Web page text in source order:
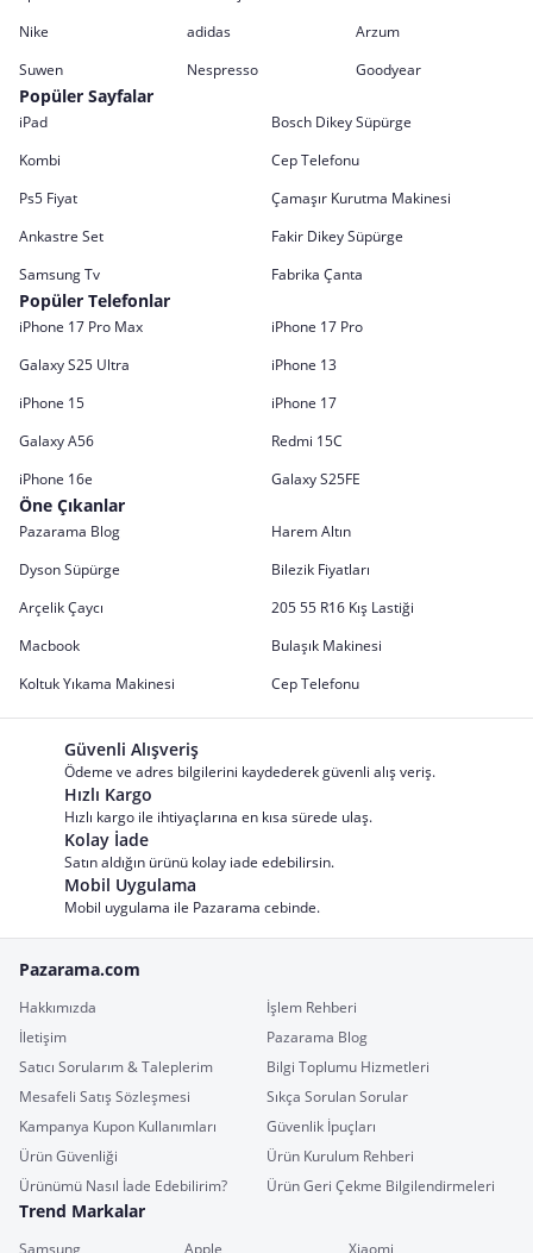
Nike
adidas
Arzum
Suwen
Nespresso Goodyear
Popüler Sayfalar
iPad
Bosch Dikey Süpürge
Kombi
Cep Telefonu
Ps5 Fiyat
Çamaşır Kurutma Makinesi
Ankastre Set
Fakir Dikey Süpürge
Samsung Tv
Fabrika Çanta
Popüler Telefonlar
iPhone 17 Pro Max
iPhone 17 Pro
Galaxy S25 Ultra
iPhone 13
iPhone 15
iPhone 17
Galaxy A56
Redmi 15C
iPhone 16e
Galaxy S25FE
Öne Çıkanlar
Pazarama Blog
Harem Altın
Dyson Süpürge
Bilezik Fiyatları
Arçelik Çaycı
205 55 R16 Kış Lastiği
Macbook
Bulaşık Makinesi
Koltuk Yıkama Makinesi
Cep Telefonu
Güvenli Alışveriş
Ödeme ve adres bilgilerini kaydederek güvenli alış veriş.
Hızlı Kargo
Hızlı kargo ile ihtiyaçlarına en kısa sürede ulaş.
Kolay İade
Satın aldığın ürünü kolay iade edebilirsin.
Mobil Uygulama
Mobil uygulama ile Pazarama cebinde.
Pazarama.com
Hakkımızda
İşlem Rehberi
İletişim
Pazarama Blog
Satıcı Sorularım & Taleplerim
Bilgi Toplumu Hizmetleri
Mesafeli Satış Sözleşmesi
Sıkça Sorulan Sorular
Kampanya Kupon Kullanımları
Güvenlik İpuçları
Ürün Güvenliği
Ürün Kurulum Rehberi
Ürünümü Nasıl İade Edebilirim?
Ürün Geri Çekme Bilgilendirmeleri
Trend Markalar
Samsung Apple
Xiaomi